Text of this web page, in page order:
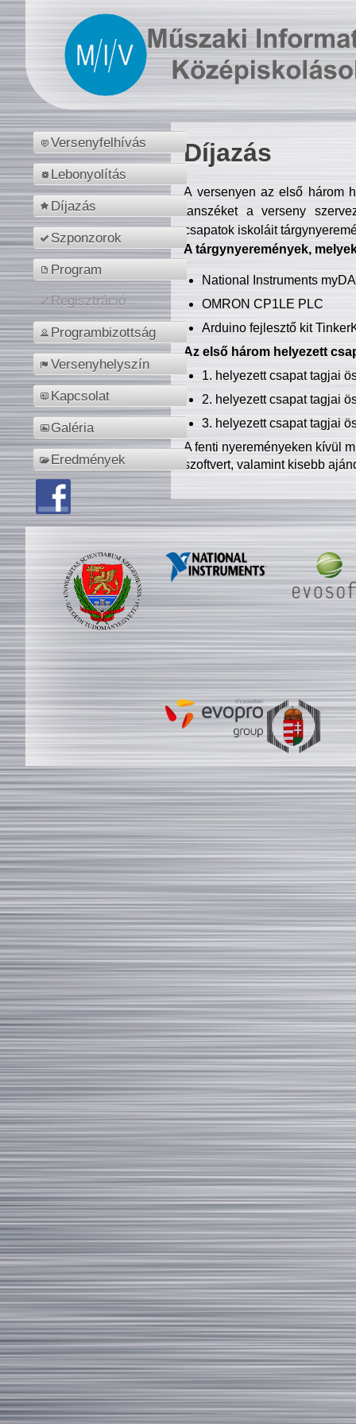
Versenyfelhívás
Lebonyolítás
Díjazás
Szponzorok
Program
Regisztráció
Programbizottság
Versenyhelyszín
Kapcsolat
Galéria
Eredmények
Díjazás
A versenyen az első három
tanszéket a verseny
csapatok iskoláit
A tárgynyeremények,
National Instruments
OMRON CP1LE PLC
Arduino fejlesztő kit
Az első három helyezett
1. helyezett csapat tagjai
2. helyezett csapat tagjai
3. helyezett csapat tagjai
A fenti nyereményeken kívül
szoftvert, valamint kisebb